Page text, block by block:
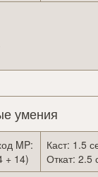
умения
MP:
+ 14)
Каст: 1.5
Откат: 2.5